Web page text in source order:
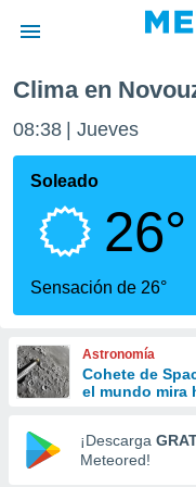
de
ha sido
calidad.
a este
las
y
forma
digital
basada
Clima en
08:39 Jueves
Soleado
26°
Sensación de 26°
Astronomía
Cohete de
el mundo mira
¡Descarga
Meteored!